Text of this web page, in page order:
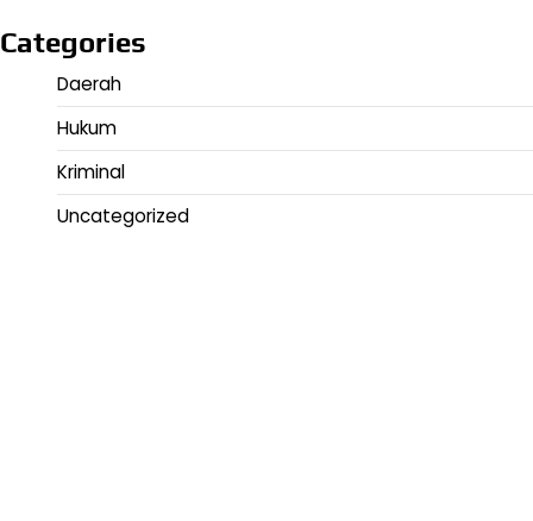
Categories
Daerah
Hukum
Kriminal
Uncategorized